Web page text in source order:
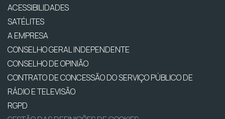
ACESSIBILIDADES
SATÉLITES
A EMPRESA
CONSELHO GERAL INDEPENDENTE
CONSELHO DE OPINIÃO
CONTRATO DE CONCESSÃO DO SERVIÇO PÚBLICO DE
RÁDIO E TELEVISÃO
RGPD